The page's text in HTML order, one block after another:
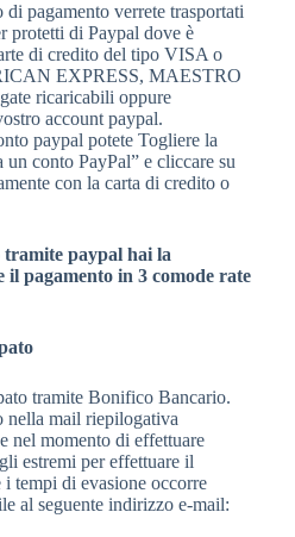
di pagamento verrete trasportati
protetti di Paypal dove è
di credito del tipo VISA o
EXPRESS, MAESTRO
ricaricabili oppure
account paypal.
paypal potete Togliere la
un conto PayPal” e cliccare su
con la carta di credito o
tramite paypal hai la
pagamento in 3 comode rate
tramite Bonifico Bancario.
nella mail riepilogativa
nel momento di effettuare
estremi per effettuare il
i tempi di evasione occorre
al seguente indirizzo e-mail: